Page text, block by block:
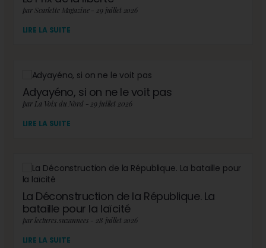
par Scarlette Magazine - 29 juillet 2026
LIRE LA SUITE
Adyayéno, si on ne le voit pas
par La Voix du Nord - 29 juillet 2026
LIRE LA SUITE
La Déconstruction de la République. La
bataille pour la laïcité
par lectures.suzannees - 28 juillet 2026
LIRE LA SUITE